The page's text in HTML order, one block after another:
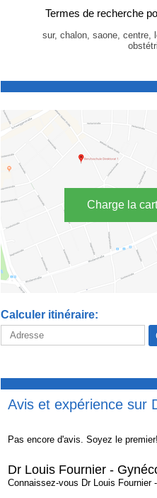
Termes de recherche
sur, chalon, saone, centre,
Charge la
Calculer itinéraire:
Avis et expérience sur
Pas encore d'avis. Soyez le premier!
Dr Louis Fournier -
Connaissez-vous Dr Louis